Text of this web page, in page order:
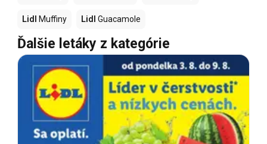
Lidl Muffiny Lidl Guacamole
Ďalšie letáky z kategórie